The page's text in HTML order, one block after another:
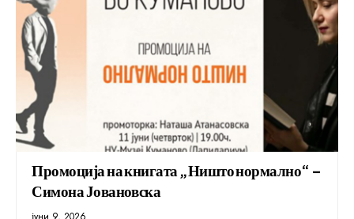
Промоција на книгата „Ништо нормално“ –
Симона Јовановска